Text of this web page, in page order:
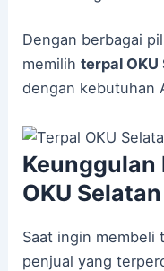
Dengan berbagai
memilihterpal OKU
dengan kebutuhan
Keunggulan
OKU Selatan
Saat ingin membeli
penjual yang